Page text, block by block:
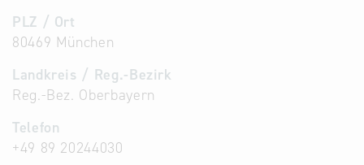
PLZ / Ort
80469 München
Landkreis / Reg.-Bezirk
Reg.-Bez. Oberbayern
Telefon
+49 89 20244030